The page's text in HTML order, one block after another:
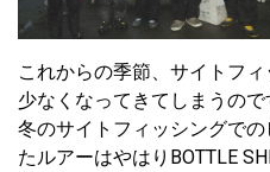
これからの季節、サイトフ
少なくなってきてしまうの
冬のサイトフィッシングで
たルアーはやはりBOTTLE